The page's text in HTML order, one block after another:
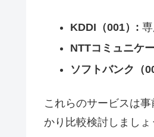
KDDI（001）:
NTTコミュニケ
ソフトバンク（
これらのサービスは
かり比較検討しましょ